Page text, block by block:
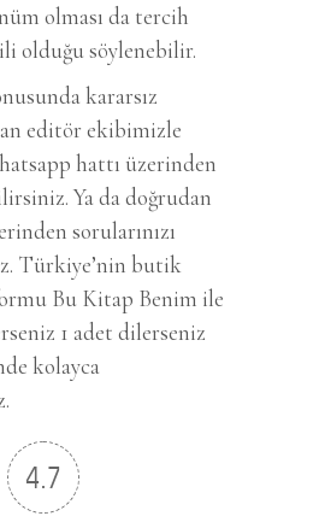
olması da tercih
olduğu söylenebilir.
kararsız
editör ekibimizle
hattı üzerinden
Ya da doğrudan
sorularınızı
Türkiye’nin butik
Bu Kitap Benim ile
1 adet dilerseniz
kolayca
4.7